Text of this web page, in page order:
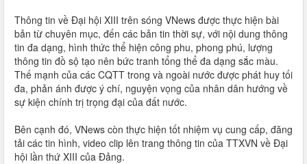
Thông tin về Đại hội XIII trên sóng VNews được thực hiện bài
bản từ chuyên mục, đến các bản tin thời sự, với nội dung thông
tin đa dạng, hình thức thể hiện công phu, phong phú, lượng
thông tin đồ sộ tạo nên bức tranh tổng thể đa dạng sắc màu.
Thế mạnh của các CQTT trong và ngoài nước được phát huy tối
đa, phản ánh được ý chí, nguyện vọng của nhân dân hướng về
sự kiện chính trị trọng đại của đất nước.
Bên cạnh đó, VNews còn thực hiện tốt nhiệm vụ cung cấp, đăng
tải các tin hình, video clip lên trang thông tin của TTXVN về Đại
hội lần thứ XIII của Đảng.